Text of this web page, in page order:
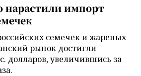
импорт
семечек и жареных
рынок достигли
долларов, увеличившись за